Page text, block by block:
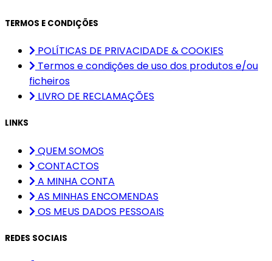
TERMOS E CONDIÇÕES
POLÍTICAS DE PRIVACIDADE & COOKIES
Termos e condições de uso dos produtos e/ou
ficheiros
LIVRO DE RECLAMAÇÕES
LINKS
QUEM SOMOS
CONTACTOS
A MINHA CONTA
AS MINHAS ENCOMENDAS
OS MEUS DADOS PESSOAIS
REDES SOCIAIS